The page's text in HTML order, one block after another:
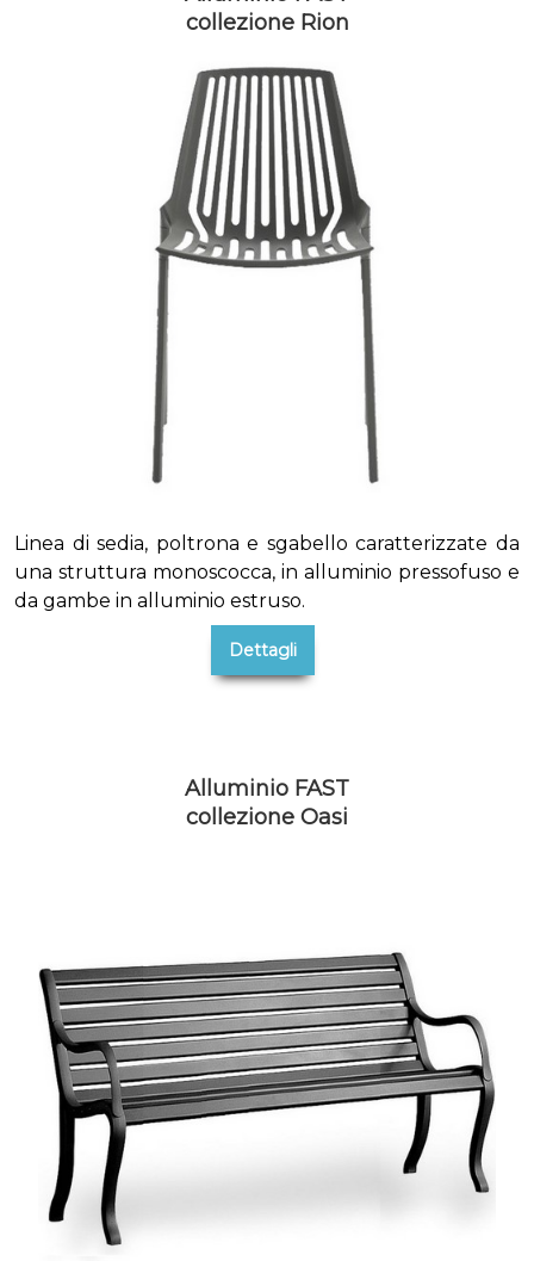
collezione Rion
Linea di sedia, poltrona e sgabello caratterizzate da
una struttura monoscocca, in alluminio pressofuso e
da gambe in alluminio estruso.
Dettagli
Alluminio FAST
collezione Oasi